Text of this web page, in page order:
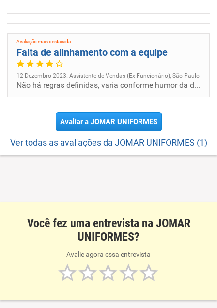
Avaliação mais destacada
Falta de alinhamento com a equipe
12 Dezembro 2023. Assistente de Vendas (Ex-Funcionário), São Paulo
Não há regras definidas, varia conforme humor da diretora
Avaliar a JOMAR UNIFORMES
Ver todas as avaliações da JOMAR UNIFORMES (1)
Você fez uma entrevista na JOMAR
UNIFORMES?
Avalie agora essa entrevista